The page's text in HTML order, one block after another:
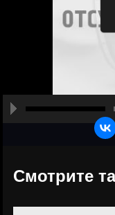
Смотрите